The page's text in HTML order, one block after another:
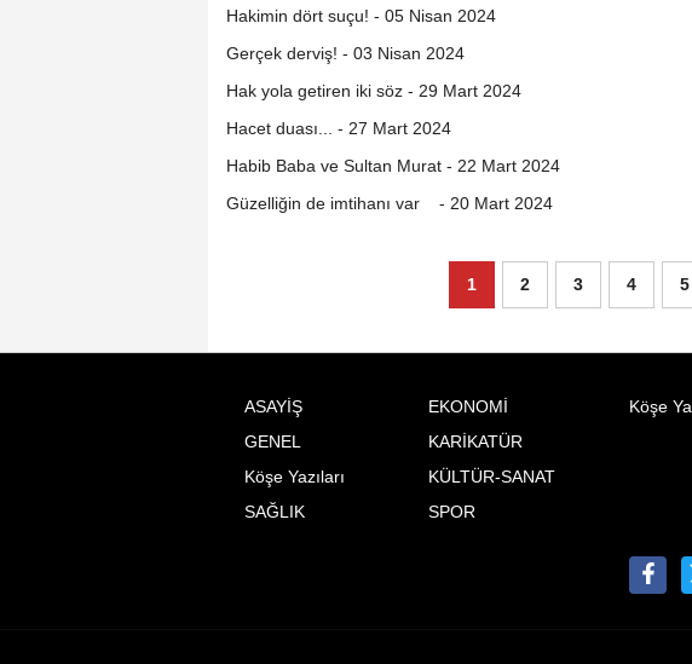
Hakimin dört suçu! - 05 Nisan 2024
Gerçek derviş! - 03 Nisan 2024
Hak yola getiren iki söz - 29 Mart 2024
Hacet duası... - 27 Mart 2024
Habib Baba ve Sultan Murat - 22 Mart 2024
Güzelliğin de imtihanı var - 20 Mart 2024
1 2 3 4 5
ASAYİŞ
EKONOMİ
GENEL
KARİKATÜR
Köşe Yazıları
KÜLTÜR-SANAT
SAĞLIK
SPOR
Köşe